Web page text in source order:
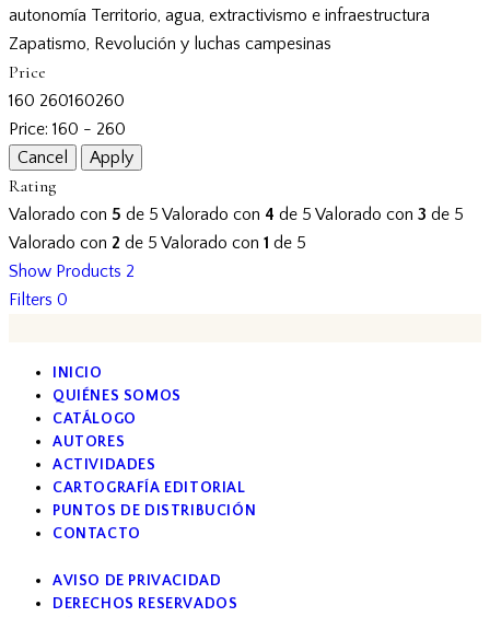
autonomía Territorio, agua, extractivismo e infraestructura
Zapatismo, Revolución y luchas campesinas
Price
160 260160260
Price: 160 - 260
Rating
Valorado con 5 de 5 Valorado con 4 de 5 Valorado con 3 de 5
Valorado con 2 de 5 Valorado con 1 de 5
Show Products 2
Filters 0
INICIO
QUIÉNES SOMOS
CATÁLOGO
AUTORES
ACTIVIDADES
CARTOGRAFÍA EDITORIAL
PUNTOS DE DISTRIBUCIÓN
CONTACTO
AVISO DE PRIVACIDAD
DERECHOS RESERVADOS